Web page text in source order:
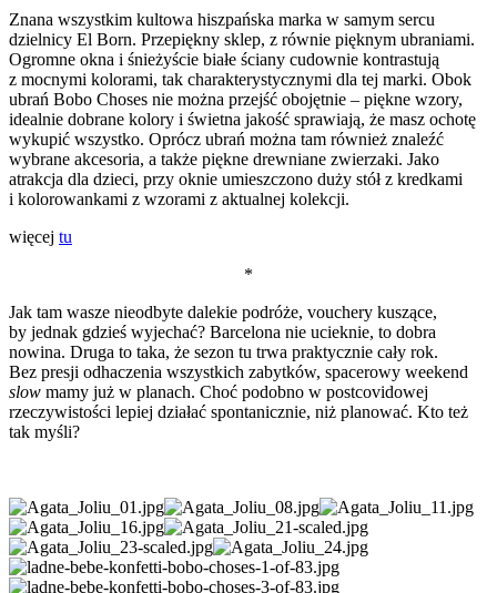
Znana wszystkim kultowa hiszpańska marka w samym sercu
dzielnicy El Born. Przepiękny sklep, z równie pięknym ubraniami.
Ogromne okna i śnieżyście białe ściany cudownie kontrastują
z mocnymi kolorami, tak charakterystycznymi dla tej marki. Obok
ubrań Bobo Choses nie można przejść obojętnie – piękne wzory,
idealnie dobrane kolory i świetna jakość sprawiają, że masz ochotę
wykupić wszystko. Oprócz ubrań można tam również znaleźć
wybrane akcesoria, a także piękne drewniane zwierzaki. Jako
atrakcja dla dzieci, przy oknie umieszczono duży stół z kredkami
i kolorowankami z wzorami z aktualnej kolekcji.
więcej tu
*
Jak tam wasze nieodbyte dalekie podróże, vouchery kuszące,
by jednak gdzieś wyjechać? Barcelona nie ucieknie, to dobra
nowina. Druga to taka, że sezon tu trwa praktycznie cały rok.
Bez presji odhaczenia wszystkich zabytków, spacerowy weekend
slow mamy już w planach. Choć podobno w postcovidowej
rzeczywistości lepiej działać spontanicznie, niż planować. Kto też
tak myśli?